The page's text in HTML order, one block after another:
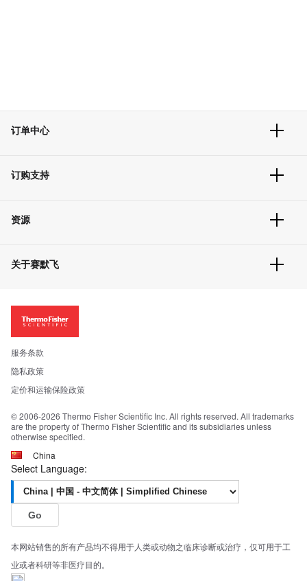
订单中心
订单追踪及历史
大宗订制
订购支持
联系我们
隐私政策
资源
文件下载
促销信息
关于赛默飞
新闻
社会责任
公司证照
服务条款
隐私政策
定价和运输保险政策
© 2006-2026 Thermo Fisher Scientific Inc. All rights reserved. All trademarks
are the property of Thermo Fisher Scientific and its subsidiaries unless
otherwise specified.
China
Select Language:
Go
本网站销售的所有产品均不得用于人类或动物之临床诊断或治疗，仅可用于工
业或者科研等非医疗目的。